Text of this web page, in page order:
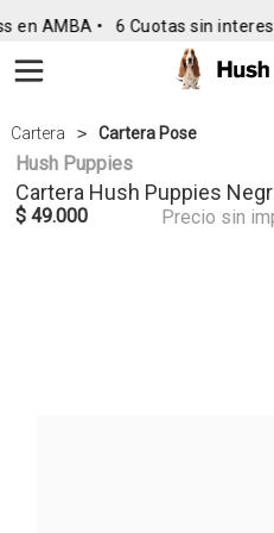
en AMBA • 6 Cuotas sin
Cartera Cartera Pose
Hush Puppies
Cartera Hush Puppies
$ 49.000 Precio sin